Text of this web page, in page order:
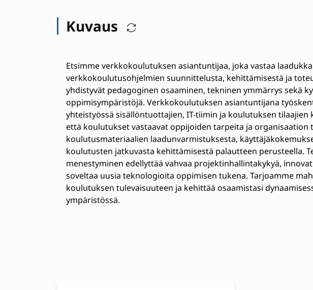
Kuvaus
Etsimme verkkokoulutuksen asiantuntijaa, joka vastaa
verkkokoulutusohjelmien suunnittelusta, kehittämisestä ja
yhdistyvät pedagoginen osaaminen, tekninen ymmärrys sekä
oppimisympäristöjä. Verkkokoulutuksen asiantuntijana
yhteistyössä sisällöntuottajien, IT-tiimin ja koulutuksen tilaajien
että koulutukset vastaavat oppijoiden tarpeita ja organisaation
koulutusmateriaalien laadunvarmistuksesta,
koulutusten jatkuvasta kehittämisestä palautteen perusteella.
menestyminen edellyttää vahvaa projektinhallintakykyä,
soveltaa uusia teknologioita oppimisen tukena. Tarjoamme
koulutuksen tulevaisuuteen ja kehittää osaamistasi
ympäristössä.